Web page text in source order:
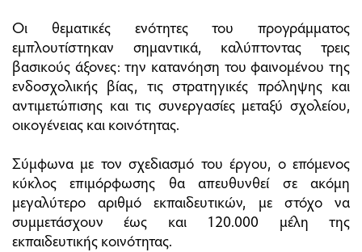
Οι θεματικές ενότητες του προγράμματος
εμπλουτίστηκαν σημαντικά, καλύπτοντας τρεις
βασικούς άξονες: την κατανόηση του φαινομένου της
ενδοσχολικής βίας, τις στρατηγικές πρόληψης και
αντιμετώπισης και τις συνεργασίες μεταξύ σχολείου,
οικογένειας και κοινότητας.
Σύμφωνα με τον σχεδιασμό του έργου, ο επόμενος
κύκλος επιμόρφωσης θα απευθυνθεί σε ακόμη
μεγαλύτερο αριθμό εκπαιδευτικών, με στόχο να
συμμετάσχουν έως και 120.000 μέλη της
εκπαιδευτικής κοινότητας.